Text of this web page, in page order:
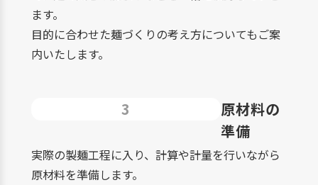
ます。
目的に合わせた麺づくりの考え方についてもご案
内いたします。
3
原材料の
準備
実際の製麺工程に入り、計算や計量を行いながら
原材料を準備します。